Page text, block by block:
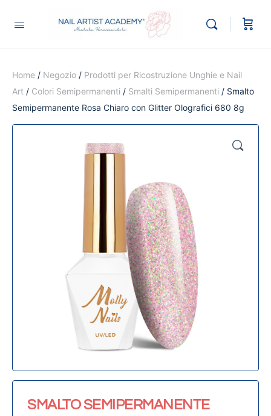
Home / Negozio / Prodotti per Ricostruzione Unghie e Nail
Art / Colori Semipermanenti / Smalti Semipermanenti / Smalto
Semipermanente Rosa Chiaro con Glitter Olografici 680 8g
🔍
SMALTO SEMIPERMANENTE